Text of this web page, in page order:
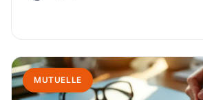
MUTUELLE